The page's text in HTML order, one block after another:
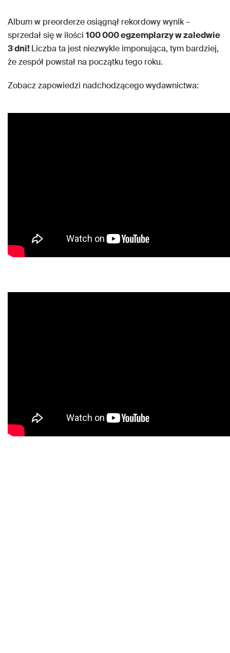
Album w preorderze osiągnął rekordowy wynik –
sprzedał się w ilości 100 000 egzemplarzy w zaledwie
3 dni!Liczba ta jest niezwykle imponująca, tym bardziej,
że zespół powstał na początku tego roku.
Zobacz zapowiedzi nadchodzącego wydawnictwa: